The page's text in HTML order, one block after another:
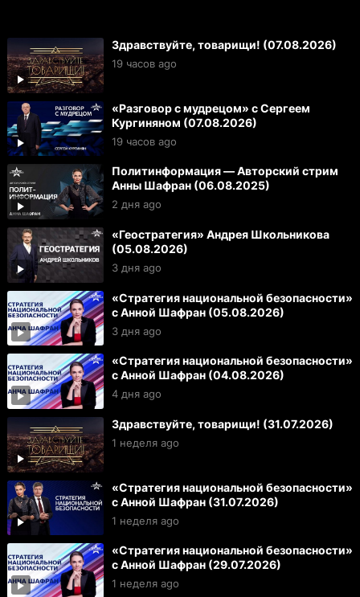
Здравствуйте, товарищи! (07.08.2026)
19 часов ago
«Разговор с мудрецом» с Сергеем
Кургиняном (07.08.2026)
19 часов ago
Политинформация — Авторский стрим
Анны Шафран (06.08.2025)
2 дня ago
«Геостратегия» Андрея Школьникова
(05.08.2026)
3 дня ago
«Стратегия национальной безопасности»
с Анной Шафран (05.08.2026)
3 дня ago
«Стратегия национальной безопасности»
с Анной Шафран (04.08.2026)
4 дня ago
Здравствуйте, товарищи! (31.07.2026)
1 неделя ago
«Стратегия национальной безопасности»
с Анной Шафран (31.07.2026)
1 неделя ago
«Стратегия национальной безопасности»
с Анной Шафран (29.07.2026)
1 неделя ago